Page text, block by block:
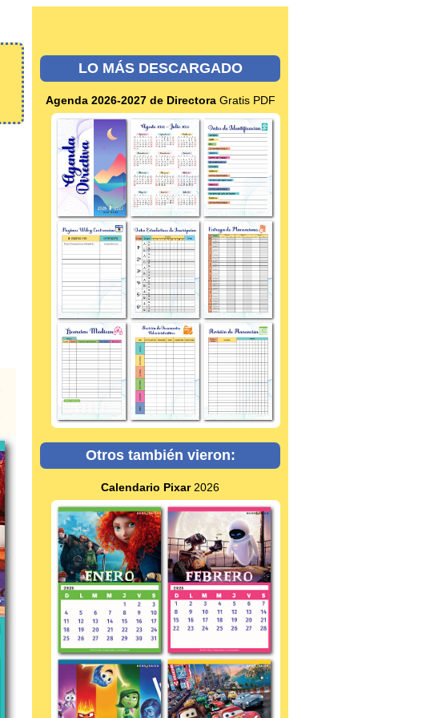
LO MÁS DESCARGADO
Agenda 2026-2027 de DirectoraGratis PDF
Otros también vieron:
Calendario Pixar2026